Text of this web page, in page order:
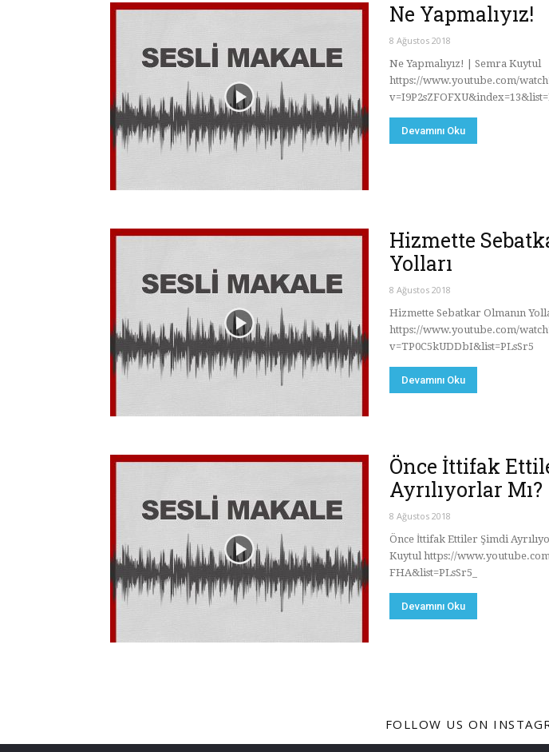
Ne Yapmalıyız!
8 Ağustos 2018
Ne Yapmalıyız! | Semra Kuytul
https://www.youtube.com/
Devamını Oku
Hizmette
Yolları
8 Ağustos 2018
Hizmette Sebatkar Olmanın
https://www.youtube.com/
v=TP0C5kUDDbI&list=PLsSr5
Devamını Oku
Önce İttifak
Ayrılıyorlar Mı?
8 Ağustos 2018
Önce İttifak Ettiler Şimdi
Kuytul https://
FHA&list=PLsSr5_
Devamını Oku
FOLLOW US ON